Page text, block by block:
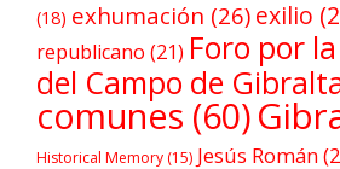
(18) exhumación (26) exilio
republicano (21) Foro por
del Campo de
comunes (60)
Historical Memory (15) Jesús Román